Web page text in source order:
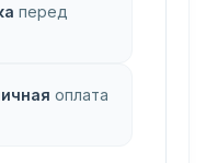
перед
оплата